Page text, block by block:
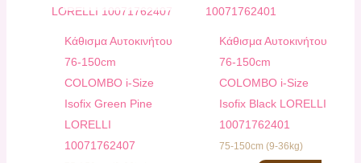
Kάθισμα Αυτοκινήτου
76-150cm
COLOMBO i-Size
Isofix Green Pine
LORELLI
10071762407
Kάθισμα Αυτοκινήτου
76-150cm
COLOMBO i-Size
Isofix Black LORELLI
10071762401
75-150cm (9-36kg)